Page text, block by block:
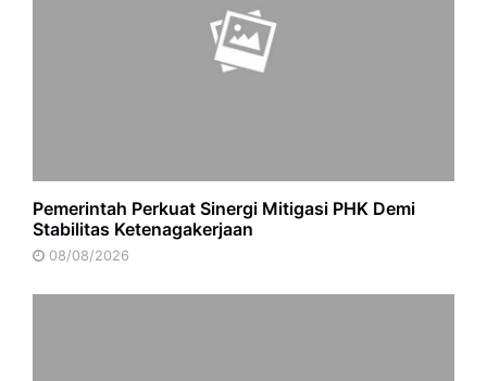
Pemerintah Perkuat Sinergi Mitigasi PHK Demi
Stabilitas Ketenagakerjaan
08/08/2026